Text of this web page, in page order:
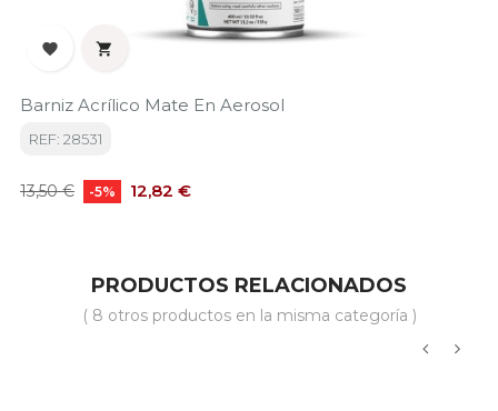
 
Barniz Acrílico Mate En Aerosol
REF: 28531
Precio
13,50 € -5% Precio
12,82 €
PRODUCTOS RELACIONADOS
( 8 otros productos en la misma categoría )